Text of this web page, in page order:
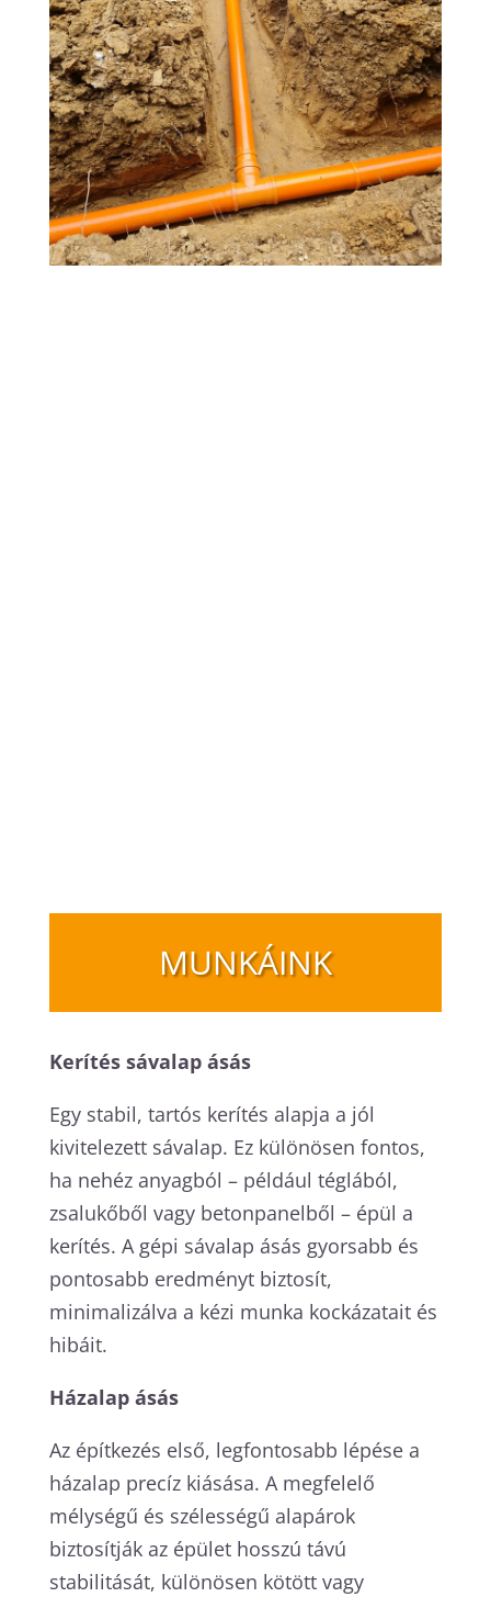
MUNKÁINK
Kerítés sávalap ásás
Egy stabil, tartós kerítés alapja a jól
kivitelezett sávalap. Ez különösen fontos,
ha nehéz anyagból – például téglából,
zsalukőből vagy betonpanelből – épül a
kerítés. A gépi sávalap ásás gyorsabb és
pontosabb eredményt biztosít,
minimalizálva a kézi munka kockázatait és
hibáit.
Házalap ásás
Az építkezés első, legfontosabb lépése a
házalap precíz kiásása. A megfelelő
mélységű és szélességű alapárok
biztosítják az épület hosszú távú
stabilitását, különösen kötött vagy